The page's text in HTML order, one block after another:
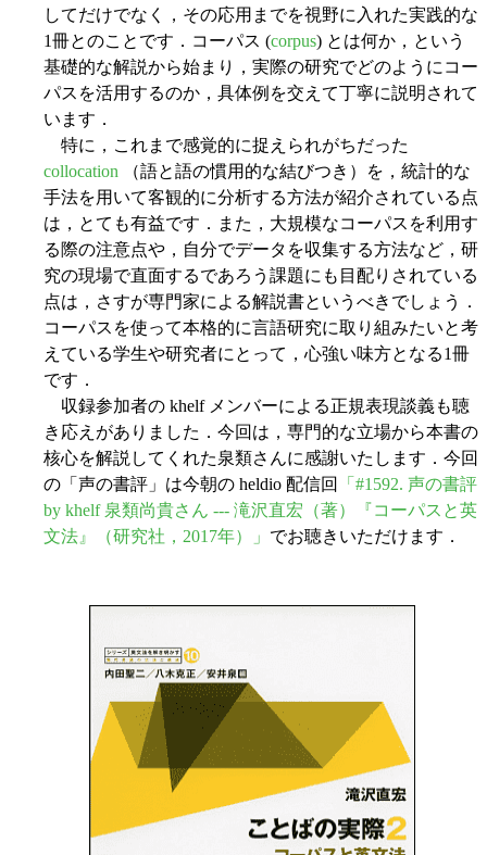
してだけでなく，その応用までを視野に入れた実践的な
1冊とのことです．コーパス (corpus) とは何か，という
基礎的な解説から始まり，実際の研究でどのようにコー
パスを活用するのか，具体例を交えて丁寧に説明されて
います．
特に，これまで感覚的に捉えられがちだった
collocation （語と語の慣用的な結びつき）を，統計的な
手法を用いて客観的に分析する方法が紹介されている点
は，とても有益です．また，大規模なコーパスを利用す
る際の注意点や，自分でデータを収集する方法など，研
究の現場で直面するであろう課題にも目配りされている
点は，さすが専門家による解説書というべきでしょう．
コーパスを使って本格的に言語研究に取り組みたいと考
えている学生や研究者にとって，心強い味方となる1冊
です．
収録参加者の khelf メンバーによる正規表現談義も聴
き応えがありました．今回は，専門的な立場から本書の
核心を解説してくれた泉類さんに感謝いたします．今回
の「声の書評」は今朝の heldio 配信回
「#1592. 声の書評
by khelf 泉類尚貴さん --- 滝沢直宏（著）『コーパスと英
文法』（研究社，2017年）」 でお聴きいただけます．